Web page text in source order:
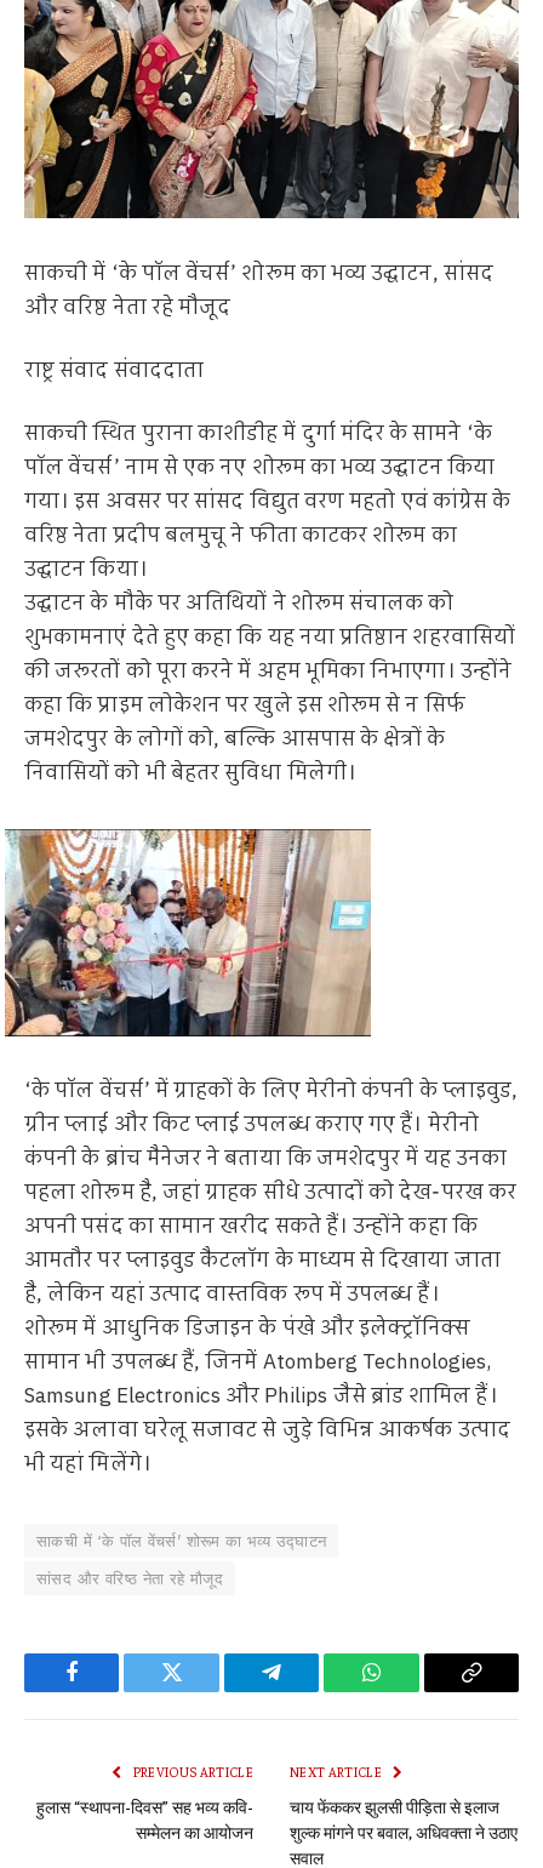
साकची में ‘के पॉल वेंचर्स’ शोरूम का भव्य उद्घाटन, सांसद
और वरिष्ठ नेता रहे मौजूद
राष्ट्र संवाद संवाददाता
साकची स्थित पुराना काशीडीह में दुर्गा मंदिर के सामने ‘के
पॉल वेंचर्स’ नाम से एक नए शोरूम का भव्य उद्घाटन किया
गया। इस अवसर पर सांसद विद्युत वरण महतो एवं कांग्रेस के
वरिष्ठ नेता प्रदीप बलमुचू ने फीता काटकर शोरूम का
उद्घाटन किया।
उद्घाटन के मौके पर अतिथियों ने शोरूम संचालक को
शुभकामनाएं देते हुए कहा कि यह नया प्रतिष्ठान शहरवासियों
की जरूरतों को पूरा करने में अहम भूमिका निभाएगा। उन्होंने
कहा कि प्राइम लोकेशन पर खुले इस शोरूम से न सिर्फ
जमशेदपुर के लोगों को, बल्कि आसपास के क्षेत्रों के
निवासियों को भी बेहतर सुविधा मिलेगी।
‘के पॉल वेंचर्स’ में ग्राहकों के लिए मेरीनो कंपनी के प्लाइवुड,
ग्रीन प्लाई और किट प्लाई उपलब्ध कराए गए हैं। मेरीनो
कंपनी के ब्रांच मैनेजर ने बताया कि जमशेदपुर में यह उनका
पहला शोरूम है, जहां ग्राहक सीधे उत्पादों को देख-परख कर
अपनी पसंद का सामान खरीद सकते हैं। उन्होंने कहा कि
आमतौर पर प्लाइवुड कैटलॉग के माध्यम से दिखाया जाता
है, लेकिन यहां उत्पाद वास्तविक रूप में उपलब्ध हैं।
शोरूम में आधुनिक डिजाइन के पंखे और इलेक्ट्रॉनिक्स
सामान भी उपलब्ध हैं, जिनमें Atomberg Technologies,
Samsung Electronics और Philips जैसे ब्रांड शामिल हैं।
इसके अलावा घरेलू सजावट से जुड़े विभिन्न आकर्षक उत्पाद
भी यहां मिलेंगे।
साकची में ‘के पॉल वेंचर्स’ शोरूम का भव्य उद्घाटन
सांसद और वरिष्ठ नेता रहे मौजूद
Facebook Twitter Telegram WhatsApp Copy
PREVIOUS ARTICLE
हुलास “स्थापना-दिवस” सह भव्य कवि-
सम्मेलन का आयोजन
NEXT ARTICLE
चाय फेंककर झुलसी पीड़िता से इलाज
शुल्क मांगने पर बवाल, अधिवक्ता ने उठाए
सवाल